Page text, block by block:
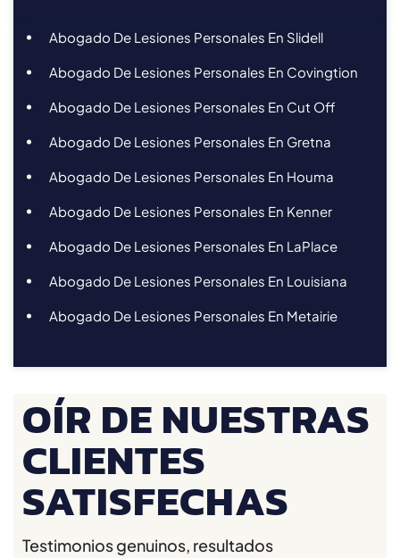
Abogado De Lesiones Personales En Slidell
Abogado De Lesiones Personales En Covingtion
Abogado De Lesiones Personales En Cut Off
Abogado De Lesiones Personales En Gretna
Abogado De Lesiones Personales En Houma
Abogado De Lesiones Personales En Kenner
Abogado De Lesiones Personales En LaPlace
Abogado De Lesiones Personales En Louisiana
Abogado De Lesiones Personales En Metairie
OÍR DE NUESTRAS
CLIENTES
SATISFECHAS
Testimonios genuinos, resultados